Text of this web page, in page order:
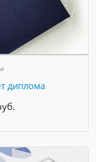
диплома